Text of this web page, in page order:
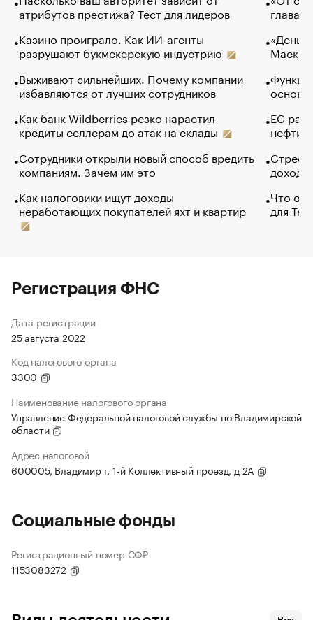
атрибутов престижа? Тест для лидеров
Казино проиграло. Как ИИ-агенты
разрушают букмекерскую индустрию
Выживают сильнейших. Почему компании
избавляются от лучших сотрудников
Как банк Wildberries резко нарастил
кредиты селлерам до атак на склады
Сотрудники открыли новый способ вредить
компаниям. Зачем им это
Как налоговики ищут доходы
неработающих покупателей яхт и квартир
глава
Маск в
основ
ЕС
нефти
Что
для
Регистрация ФНС
Дата регистрации
25 августа 2022
Код налогового органа
3300
Наименование налогового органа
Управление Федеральной налоговой службы по Владимирской
области
Адрес налоговой
600005, Владимир г, 1-й Коллективный проезд, д 2А
Социальные фонды
Регистрационный номер СФР
1153083272